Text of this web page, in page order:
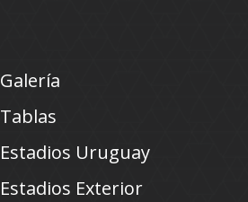
Galería
Tablas
Estadios Uruguay
Estadios Exterior